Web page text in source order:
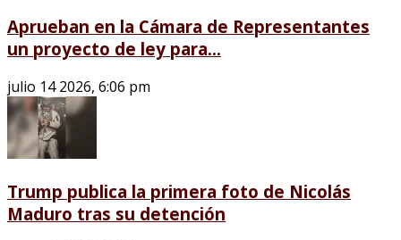
Aprueban en la Cámara de Representantes
un proyecto de ley para...
julio 14 2026, 6:06 pm
Trump publica la primera foto de Nicolás
Maduro tras su detención